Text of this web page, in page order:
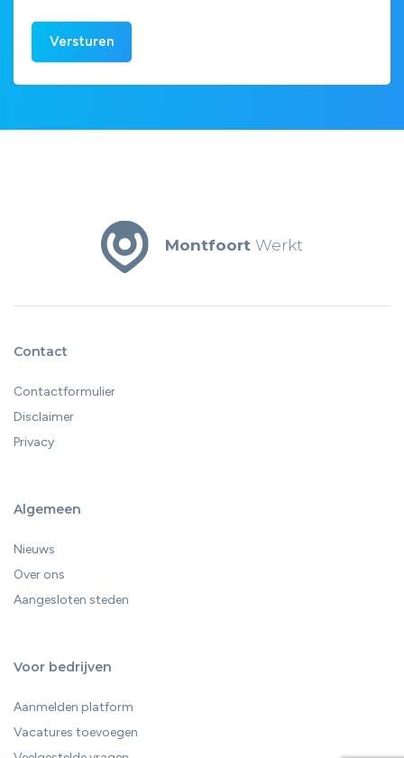
Versturen
Montfoort Werkt
Contact
Contactformulier
Disclaimer
Privacy
Algemeen
Nieuws
Over ons
Aangesloten steden
Voor bedrijven
Aanmelden platform
Vacatures toevoegen